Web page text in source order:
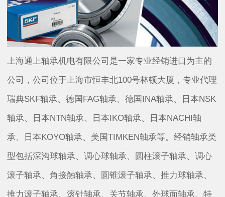
上海通上轴承机电有限公司是一家专业经销进口为主的
公司，公司位于上海市恒丰北100号林顿大厦，专业代理
瑞典SKF轴承、德国FAG轴承、德国INA轴承、日本NSK
轴承、日本NTN轴承、日本IKO轴承、日本NACHI轴
承、日本KOYO轴承、美国TIMKEN轴承等。经销轴承类
型包括深沟球轴承、调心球轴承、圆柱滚子轴承、调心
滚子轴承、角接触轴承、圆锥滚子轴承、推力球轴承、
推力滚子轴承、滚针轴承、关节轴承、外球面轴承、特